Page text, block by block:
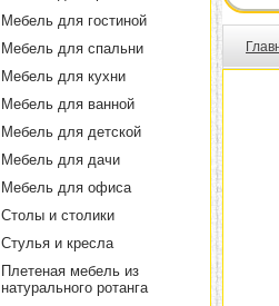
Мебель для гостиной
Мебель для спальни
Мебель для кухни
Мебель для ванной
Мебель для детской
Мебель для дачи
Мебель для офиса
Столы и столики
Стулья и кресла
Плетеная мебель из
натурального ротанга